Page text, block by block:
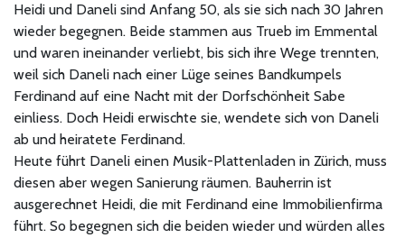
Heidi und Daneli sind Anfang 50, als sie sich nach 30 Jahren
wieder begegnen. Beide stammen aus Trueb im Emmental
und waren ineinander verliebt, bis sich ihre Wege trennten,
weil sich Daneli nach einer Lüge seines Bandkumpels
Ferdinand auf eine Nacht mit der Dorfschönheit Sabe
einliess. Doch Heidi erwischte sie, wendete sich von Daneli
ab und heiratete Ferdinand.
Heute führt Daneli einen Musik-Plattenladen in Zürich, muss
diesen aber wegen Sanierung räumen. Bauherrin ist
ausgerechnet Heidi, die mit Ferdinand eine Immobilienfirma
führt. So begegnen sich die beiden wieder und würden alles